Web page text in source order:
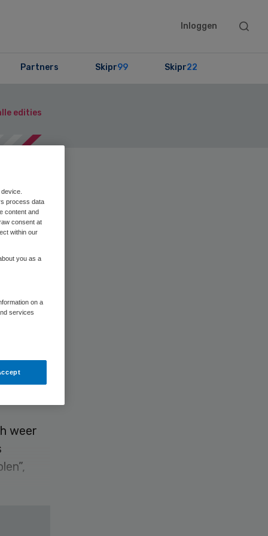
Inloggen
Search
Partners Skipr99 Skipr22
edities
weer
process data
content and
consent at
within our
you as a
on a
services